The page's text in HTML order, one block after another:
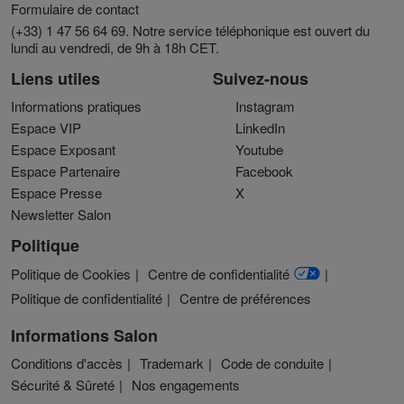
Formulaire de contact
(+33) 1 47 56 64 69. Notre service téléphonique est ouvert du
lundi au vendredi, de 9h à 18h CET.
Liens utiles
Informations pratiques
Espace VIP
Espace Exposant
Espace Partenaire
Espace Presse
Newsletter Salon
Suivez-nous
Instagram
LinkedIn
Youtube
Facebook
X
Politique
Politique de Cookies
Centre de confidentialité
Politique de confidentialité
Centre de préférences
Informations Salon
Conditions d'accès Trademark
Code de conduite
Sécurité & Sûreté
Nos engagements